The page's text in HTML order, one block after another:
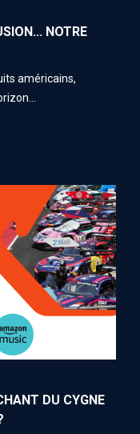
NOTRE
américains,
DU CYGNE